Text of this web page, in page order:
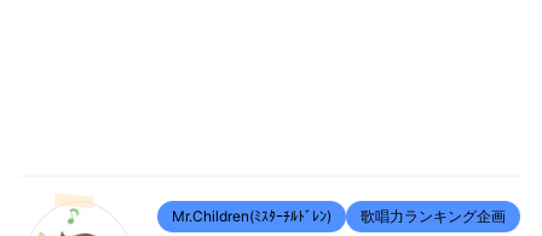
Mr.Children(ﾐｽﾀｰﾁﾙﾄﾞﾚﾝ) 歌唱力ランキング企画